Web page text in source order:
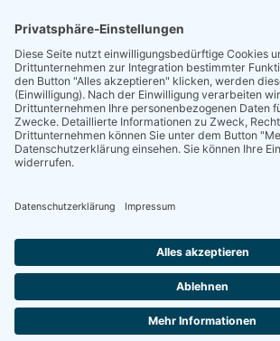
NEWSLETTER
Neuigkeiten rund um die Geriatrie und die DGG –
Postfach.
Die Zeitschrift für Gerontologie und Geriatrie
unserem Fach.